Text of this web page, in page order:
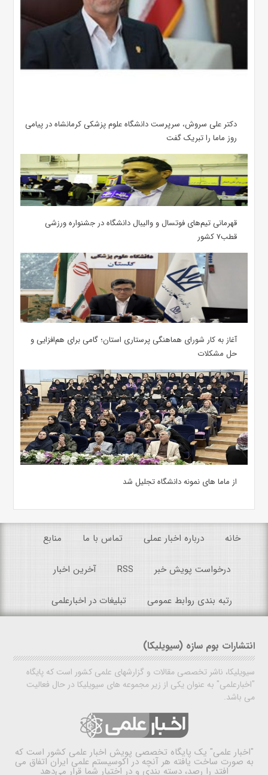
دکتر علی سروش، سرپرست دانشگاه علوم پزشکی کرمانشاه در پیامی
روز ماما را تبریک گفت
قهرمانی تیم‌های فوتسال و والیبال دانشگاه در جشنواره ورزشی
قطب۷ کشور
آغاز به کار شورای هماهنگی پرستاری استان؛ گامی برای هم‌افزایی و
حل مشکلات
از ماما های نمونه دانشگاه تجلیل شد
خانه درباره اخبار عملی تماس با ما منابع
درخواست پویش خبر RSS آخرین اخبار
رتبه بندی روابط عمومی تبلیغات در اخبارعلمی
انتشارات بوم سازه (سیویلیکا)
سیویلیکا، ناشر تخصصی مقالات و گزارشهای علمی کشور است که پایگاه
"اخبارعلمی" به عنوان یکی از زیر مجموعه های سیویلیکا در حال فعالیت
می باشد.
"اخبار علمی" یک پایگاه تخصصی پویش اخبار علمی کشور است که
به صورت ساخت یافته هر آنچه در اکوسیستم علمی ایران اتفاق می
افتد را رصد، دسته بندی و در اختیار شما قرار می‌دهد